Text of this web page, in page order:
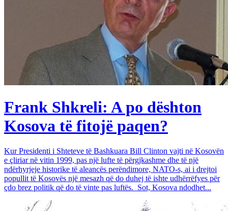
Frank Shkreli: A po dështon
Kosova të fitojë paqen?
Kur Presidenti i Shteteve të Bashkuara Bill Clinton vajti në Kosovën
e çliriar në vitin 1999, pas një lufte të përgjkashme dhe të një
ndërhyrjeje historike të aleancës perëndimore, NATO-s, ai i drejtoi
popullit të Kosovës një mesazh që do duhej të ishte udhërrëfyes për
çdo brez politik që do të vinte pas luftës. Sot, Kosova ndodhet...